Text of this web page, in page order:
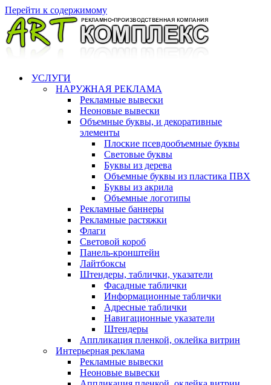
Перейти к содержимому
УСЛУГИ
НАРУЖНАЯ РЕКЛАМА
Рекламные вывески
Неоновые вывески
Объемные буквы, и декоративные
элементы
Плоские псевдообъемные буквы
Световые буквы
Буквы из дерева
Объемные буквы из пластика ПВХ
Буквы из акрила
Объемные логотипы
Рекламные баннеры
Рекламные растяжки
Флаги
Световой короб
Панель-кронштейн
Лайтбоксы
Штендеры, таблички, указатели
Фасадные таблички
Информационные таблички
Адресные таблички
Навигационные указатели
Штендеры
Аппликация пленкой, оклейка витрин
Интерьерная реклама
Рекламные вывески
Неоновые вывески